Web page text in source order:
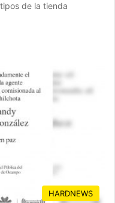
de la tienda
HARDNEWS